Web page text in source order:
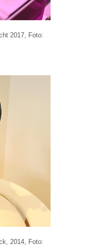
2017, Foto:
2014, Foto: